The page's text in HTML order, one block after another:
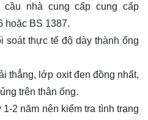
cầu nhà cung cấp cung cấp
hoặc BS 1387.
soát thực tế độ dày thành ống
thẳng, lớp oxit đen đồng nhất,
trên thân ống.
2 năm nên kiểm tra tình trạng